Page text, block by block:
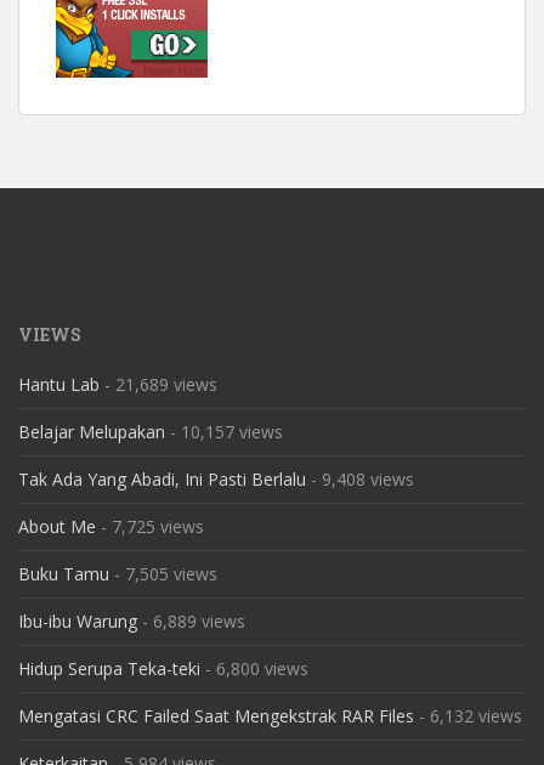
VIEWS
Hantu Lab - 21,689 views
Belajar Melupakan - 10,157 views
Tak Ada Yang Abadi, Ini Pasti Berlalu - 9,408 views
About Me - 7,725 views
Buku Tamu - 7,505 views
Ibu-ibu Warung - 6,889 views
Hidup Serupa Teka-teki - 6,800 views
Mengatasi CRC Failed Saat Mengekstrak RAR Files - 6,132 views